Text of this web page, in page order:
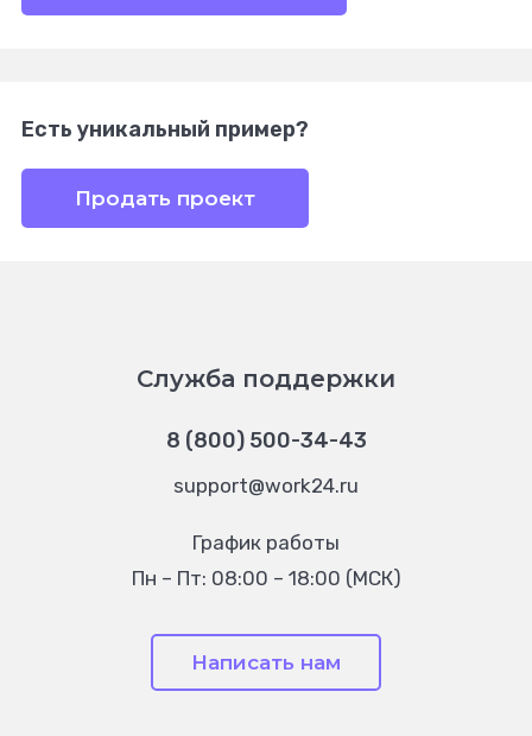
Есть уникальный пример?
Продать проект
Служба поддержки
8 (800) 500-34-43
support@work24.ru
График работы
Пн – Пт: 08:00 – 18:00 (МСК)
Написать нам